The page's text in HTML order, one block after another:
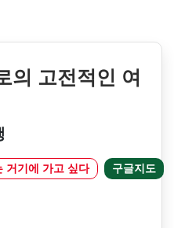
의 고전적인 여
거기에 가고 싶다 구글지도